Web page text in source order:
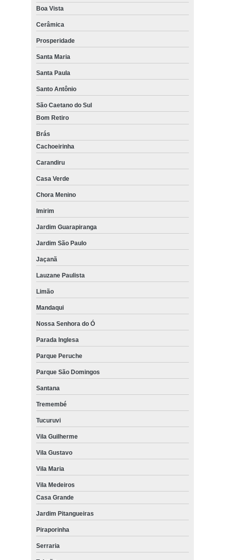
Boa Vista
Cerâmica
Prosperidade
Santa Maria
Santa Paula
Santo Antônio
São Caetano do Sul
Bom Retiro
Brás
Cachoeirinha
Carandiru
Casa Verde
Chora Menino
Imirim
Jardim Guarapiranga
Jardim São Paulo
Jaçanã
Lauzane Paulista
Limão
Mandaqui
Nossa Senhora do Ó
Parada Inglesa
Parque Peruche
Parque São Domingos
Santana
Tremembé
Tucuruvi
Vila Guilherme
Vila Gustavo
Vila Maria
Vila Medeiros
Casa Grande
Jardim Pitangueiras
Piraporinha
Serraria